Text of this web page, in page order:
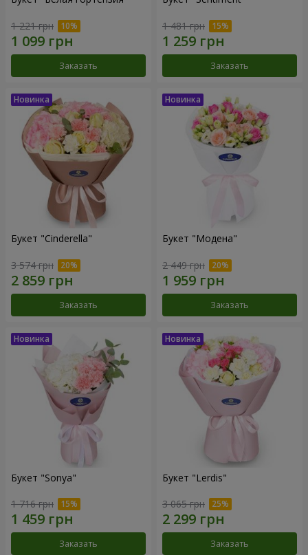
1 221 грн
Заказать
1 481 грн
Заказать
Букет "Cinderella"
3 574 грн
Заказать
Букет "Модена"
2 449 грн
Заказать
Букет "Sonya"
1 716 грн
Заказать
Букет "Lerdis"
3 065 грн
Заказать